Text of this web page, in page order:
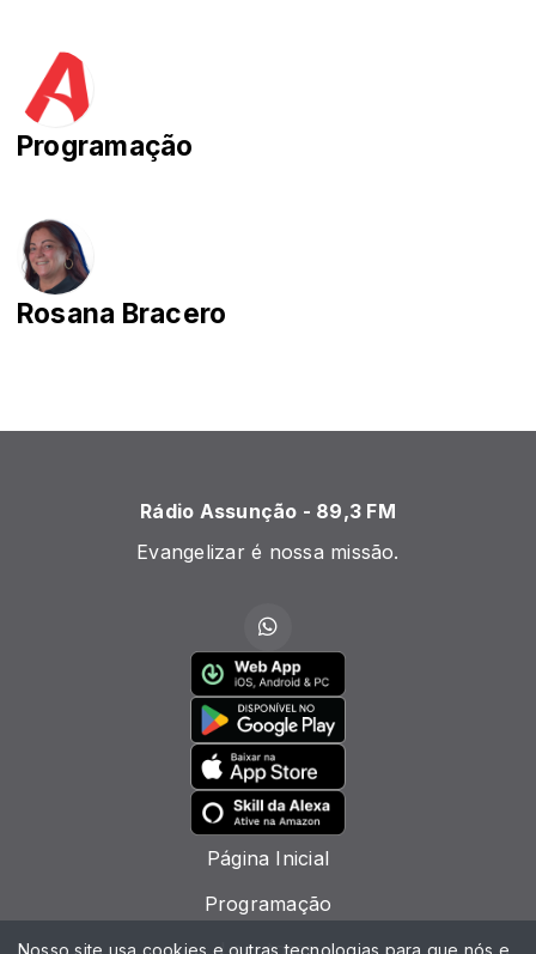
Programação
Rosana Bracero
Rádio Assunção - 89,3 FM
Evangelizar é nossa missão.
Página Inicial
Programação
Nosso site usa cookies e outras tecnologias para que nós e